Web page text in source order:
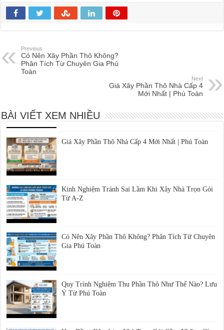
Previous
Có Nên Xây Phần Thô Không?
Phân Tích Từ Chuyên Gia Phú
Toàn
Next
Giá Xây Phần Thô Nhà Cấp 4
Mới Nhất | Phú Toàn
BÀI VIẾT XEM NHIỀU
Các Bước Thi Công Phần Thô Chuẩn Kỹ Thuật | Xây Dựng Phú Toàn
Xây Nhà Trọn Gói Ninh Thuận: Báo Giá & Quy Trình | Phú Toàn
Giá Xây Phần Thô Có Bao Gồm Móng Không? | Xây
Từ A-Z
Gia Phú Toàn
Ý Từ Phú Toàn